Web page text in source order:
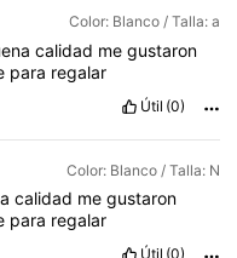
Color: Blanco / Talla: a
calidad me gustaron
para regalar
Útil (0)
Color: Blanco / Talla: N
calidad megustaron
para regalar
Útil (0)